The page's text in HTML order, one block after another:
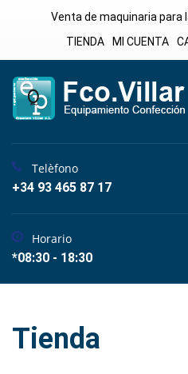
Venta de maquinaria para
TIENDA
MI CUENTA
Telèfono
+34 93 465 87 17
Horario
*08:30 - 18:30
Tienda